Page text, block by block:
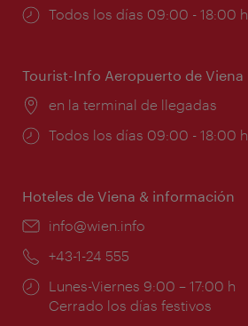
Horarios
Todos los días 09:00 - 18:00 h
Tourist-Info Aeropuerto de Viena
Lugar:
en la terminal de llegadas
Horarios
Todos los días 09:00 - 18:00 h
Hoteles de Viena & información
e-
info@wien.info
Teléfono:
+43-1-24 555
Horarios
de
Lunes-Viernes 9:00 – 17:00 h
Cerrado los días festivos